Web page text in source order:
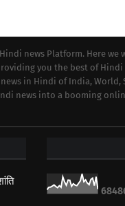
news Platform. Here
you the best of
in Hindi of India, World,
news into a booming
6848